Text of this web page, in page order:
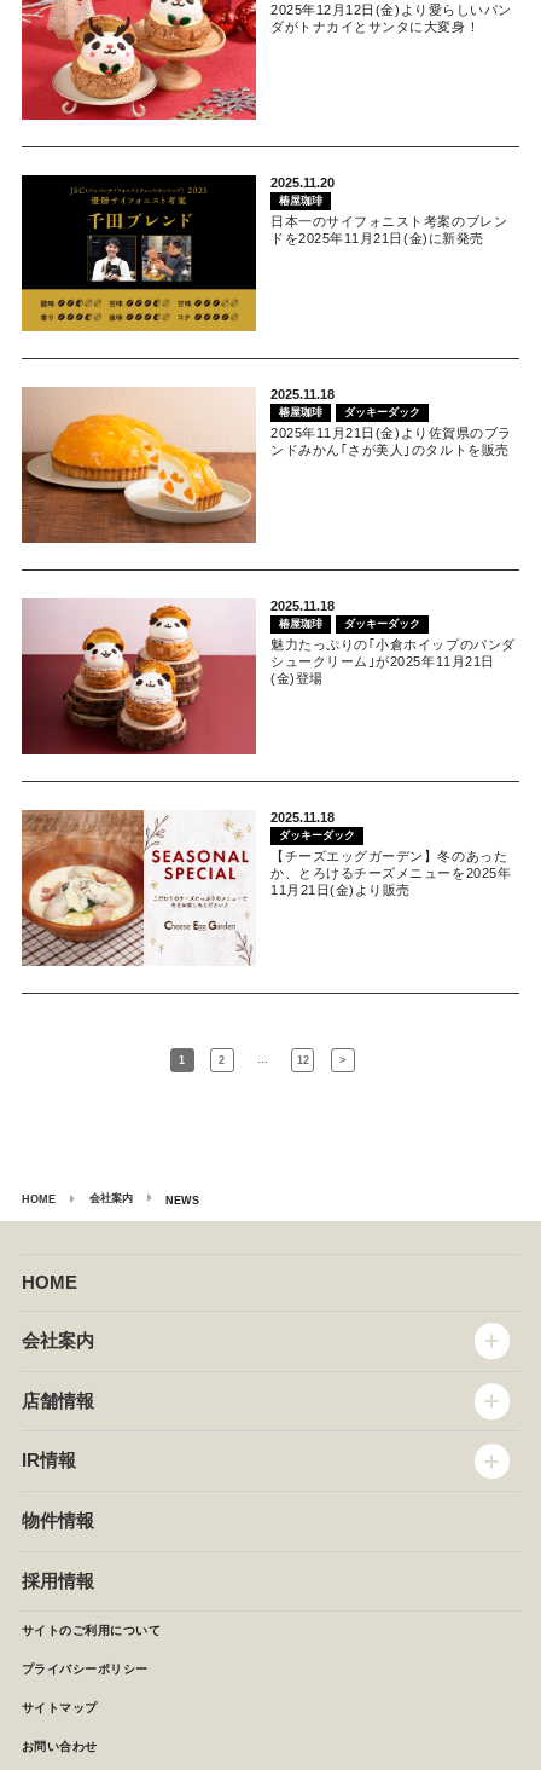
2025年12月12日(金)より愛らしいパン
ダがトナカイとサンタに大変身！
2025.11.20
椿屋珈琲
日本一のサイフォニスト考案のブレン
ドを2025年11月21日(金)に新発売
2025.11.18
椿屋珈琲 ダッキーダック
2025年11月21日(金)より佐賀県のブラ
ンドみかん｢さが美人｣のタルトを販売
2025.11.18
椿屋珈琲 ダッキーダック
魅力たっぷりの｢小倉ホイップのパンダ
シュークリーム｣が2025年11月21日
(金)登場
2025.11.18
ダッキーダック
【チーズエッグガーデン】冬のあった
か、とろけるチーズメニューを2025年
11月21日(金)より販売
1 2 … 12 >
HOME 会社案内 NEWS
HOME
会社案内
企業情報
セントラルキッチン
NEWS
店舗情報
椿屋珈琲
イタリアンダイニングDONA
店舗検索
IR情報
IRニュース
月次報告
決算短信
株主の皆様へ
よくあるご質問 (株主優待制度)
物件情報
採用情報
サイトのご利用について
プライバシーポリシー
サイトマップ
お問い合わせ